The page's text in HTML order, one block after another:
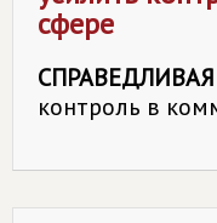
сфере
контроль в